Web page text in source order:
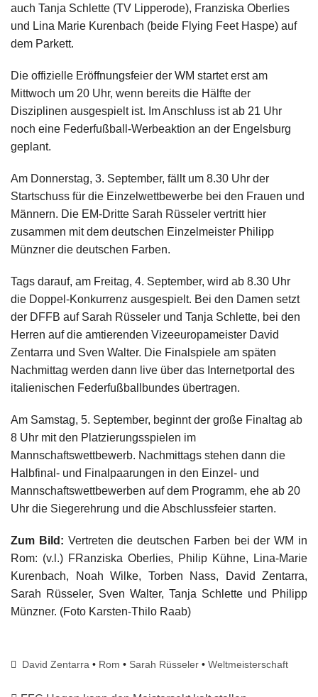
auch Tanja Schlette (TV Lipperode), Franziska Oberlies
und Lina Marie Kurenbach (beide Flying Feet Haspe) auf
dem Parkett.
Die offizielle Eröffnungsfeier der WM startet erst am
Mittwoch um 20 Uhr, wenn bereits die Hälfte der
Disziplinen ausgespielt ist. Im Anschluss ist ab 21 Uhr
noch eine Federfußball-Werbeaktion an der Engelsburg
geplant.
Am Donnerstag, 3. September, fällt um 8.30 Uhr der
Startschuss für die Einzelwettbewerbe bei den Frauen und
Männern. Die EM-Dritte Sarah Rüsseler vertritt hier
zusammen mit dem deutschen Einzelmeister Philipp
Münzner die deutschen Farben.
Tags darauf, am Freitag, 4. September, wird ab 8.30 Uhr
die Doppel-Konkurrenz ausgespielt. Bei den Damen setzt
der DFFB auf Sarah Rüsseler und Tanja Schlette, bei den
Herren auf die amtierenden Vizeeuropameister David
Zentarra und Sven Walter. Die Finalspiele am späten
Nachmittag werden dann live über das Internetportal des
italienischen Federfußballbundes übertragen.
Am Samstag, 5. September, beginnt der große Finaltag ab
8 Uhr mit den Platzierungsspielen im
Mannschaftswettbewerb. Nachmittags stehen dann die
Halbfinal- und Finalpaarungen in den Einzel- und
Mannschaftswettbewerben auf dem Programm, ehe ab 20
Uhr die Siegerehrung und die Abschlussfeier starten.
Zum Bild: Vertreten die deutschen Farben bei der WM in
Rom: (v.l.) FRanziska Oberlies, Philip Kühne, Lina-Marie
Kurenbach, Noah Wilke, Torben Nass, David Zentarra,
Sarah Rüsseler, Sven Walter, Tanja Schlette und Philipp
Münzner. (Foto Karsten-Thilo Raab)
David Zentarra • Rom • Sarah Rüsseler •Weltmeisterschaft